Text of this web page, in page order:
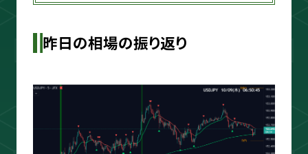
インジケーター
TradingView
トレード資料
昨日の相場の振り返り